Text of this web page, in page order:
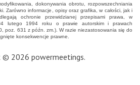
dokonywania obrotu, rozpowszechniania
Zarówno informacje, opisy oraz grafika, w całości, jak i
ochronie przewidzianej przepisami prawa, w
lutego 1994 roku o prawie autorskim i prawach
poz. 631 z późn. zm.). W razie niezastosowania się do
konsekwencje prawne.
© 2026 powermeetings.